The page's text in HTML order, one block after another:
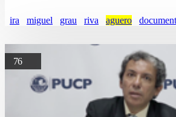
ira miguel grau riva aguero
76